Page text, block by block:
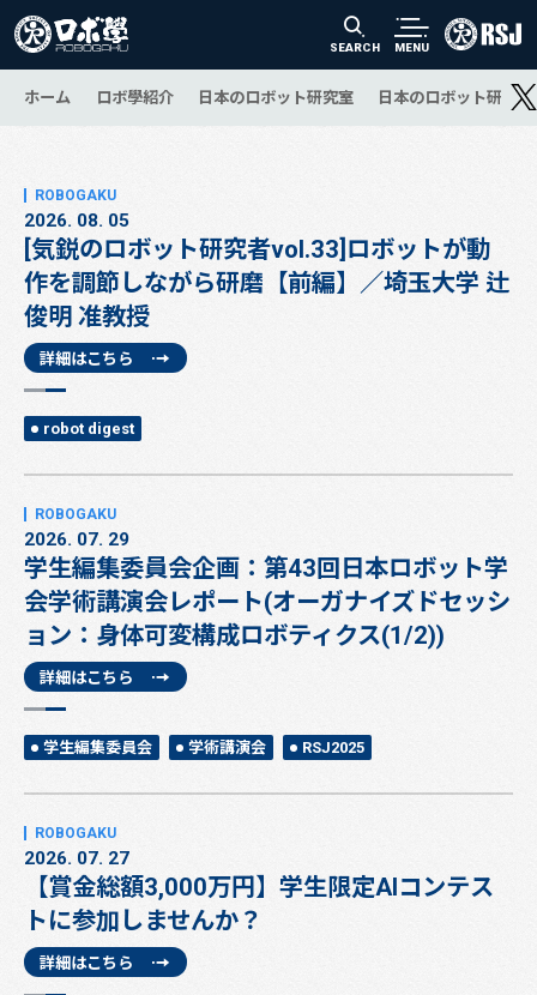
SEARCH MENU
ホーム ロボ學紹介 日本のロボット研究室 日本のロボット研究
2026. 08. 05
[気鋭のロボット研究者vol.33]ロボットが動
作を調節しながら研磨【前編】／埼玉大学 辻
俊明 准教授
詳細はこちら
robot digest
2026. 07. 29
学生編集委員会企画：第43回日本ロボット学
会学術講演会レポート(オーガナイズドセッシ
ョン：身体可変構成ロボティクス(1/2))
詳細はこちら
学生編集委員会 学術講演会 RSJ2025
2026. 07. 27
【賞金総額3,000万円】学生限定AIコンテス
トに参加しませんか？
詳細はこちら